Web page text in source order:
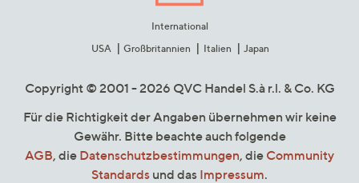
International
USA
Großbritannien Italien Japan
Copyright © 2001 - 2026 QVC Handel S.à r.l. & Co. KG
Für die Richtigkeit der Angaben übernehmen wir keine
Gewähr. Bitte beachte auch folgende
AGB, die Datenschutzbestimmungen, die Community
Standards und das Impressum.